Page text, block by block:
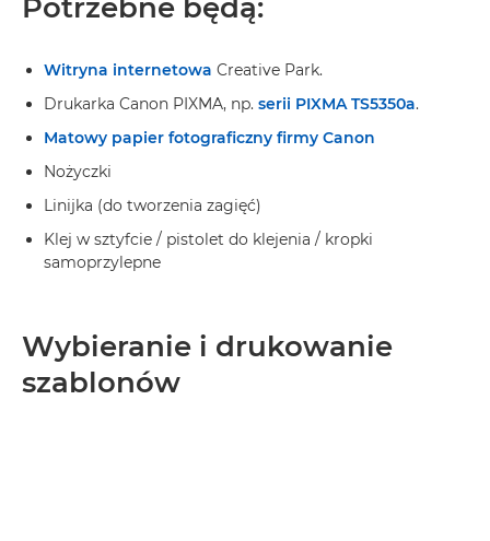
Potrzebne będą:
Witryna internetowa Creative Park.
Drukarka Canon PIXMA, np. serii PIXMA TS5350a.
Matowy papier fotograficzny firmy Canon
Nożyczki
Linijka (do tworzenia zagięć)
Klej w sztyfcie / pistolet do klejenia / kropki
samoprzylepne
Wybieranie i drukowanie
szablonów